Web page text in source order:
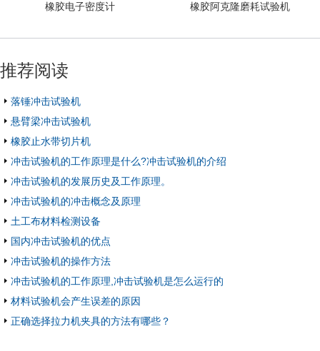
橡胶电子密度计 橡胶阿克隆磨耗试验机
推荐阅读
落锤冲击试验机
悬臂梁冲击试验机
橡胶止水带切片机
冲击试验机的工作原理是什么?冲击试验机的介绍
冲击试验机的发展历史及工作原理。
冲击试验机的冲击概念及原理
土工布材料检测设备
国内冲击试验机的优点
冲击试验机的操作方法
冲击试验机的工作原理,冲击试验机是怎么运行的
材料试验机会产生误差的原因
正确选择拉力机夹具的方法有哪些？